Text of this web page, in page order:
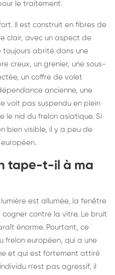
le traitement.
Il est construit en fibres de
clair, avec un aspect de
toujours abrité dans une
creux, un grenier, une sous-
un coffre de volet
ancienne, une
voit pas suspendu en plein
le nid du frelon asiatique. Si
bien visible, il y a peu de
tape-t-il à ma
est allumée, la fenêtre
contre la vitre. Le bruit
énorme. Pourtant, ce
européen, qui a une
et qui est fortement attiré
n'est pas agressif, il